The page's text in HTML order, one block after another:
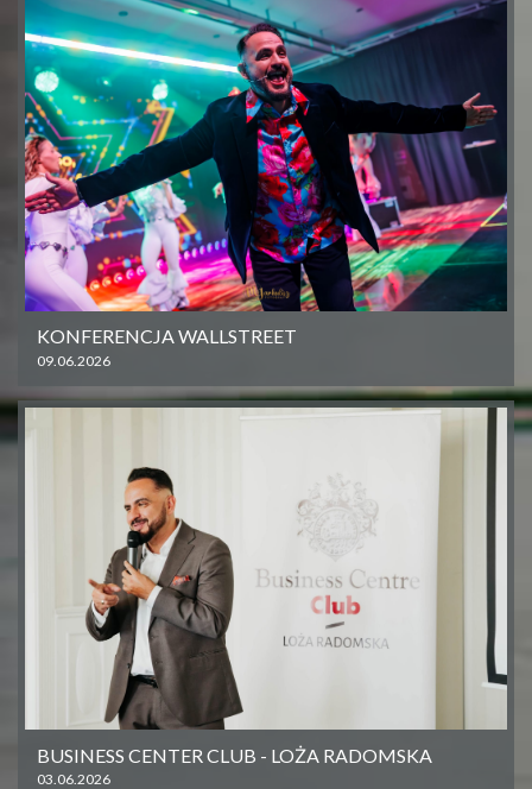
KONFERENCJA WALLSTREET
09.06.2026
BUSINESS CENTER CLUB - LOŻA RADOMSKA
03.06.2026